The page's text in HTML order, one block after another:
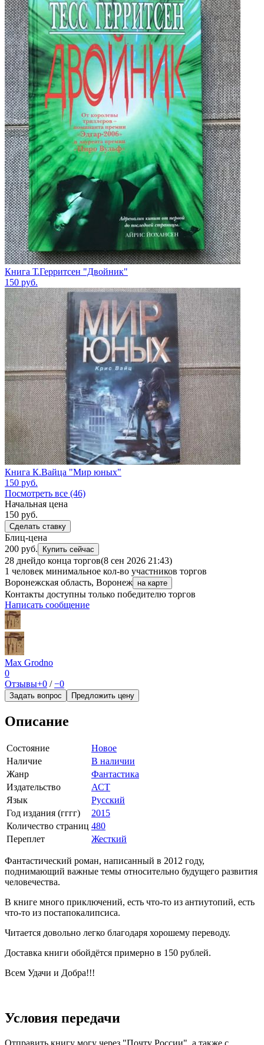
Книга Т.Герритсен "Двойник"
150 руб.
Книга К.Вайца "Мир юных"
150 руб.
Посмотреть все (46)
Начальная цена
150 руб.
Сделать ставку
Блиц-цена
200 руб.
Купить сейчас
28 днейдо конца торгов(8 сен 2026 21:43)
1 человек минимальное кол-во участников торгов
Воронежская область, Воронеж на карте
Контакты доступны только победителю торгов
Написать сообщение
Max Grodno
0
Отзывы+0 /−0
Задать вопрос Предложить цену
Описание
Состояние
Новое
Наличие
В наличии
Жанр
Фантастика
Издательство
АСТ
Язык
Русский
Год издания (гггг)
2015
Количество страниц 480
Переплет
Жесткий
Фантастический роман, написанный в 2012 году,
поднимающий важные темы относительно будущего развития
человечества.
В книге много приключений, есть что-то из антиутопий, есть
что-то из постапокалипсиса.
Читается довольно легко благодаря хорошему переводу.
Доставка книги обойдётся примерно в 150 рублей.
Всем Удачи и Добра!!!
Условия передачи
Отправить книгу могу через "Почту России", а также с